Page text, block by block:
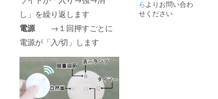
し」を繰り返します
電源→１回押すごとに
電源が「入/切」します
ら よりお問い合わ
せください